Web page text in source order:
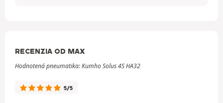
RECENZIA OD MAX
Hodnotená pneumatika: Kumho Solus 4S HA32
5/5